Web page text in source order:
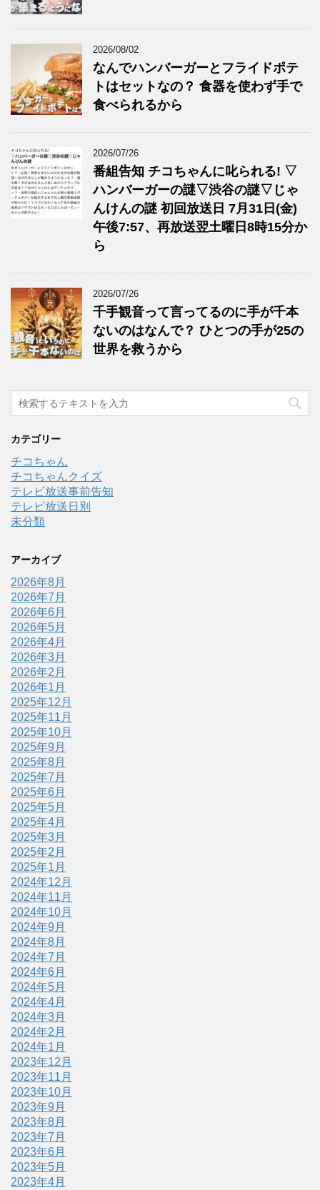
2026/08/02
なんでハンバーガーとフライドポテ
トはセットなの？ 食器を使わず手で
食べられるから
2026/07/26
番組告知 チコちゃんに叱られる! ▽
ハンバーガーの謎▽渋谷の謎▽じゃ
んけんの謎 初回放送日 7月31日(金)
午後7:57、再放送翌土曜日8時15分か
ら
2026/07/26
千手観音って言ってるのに手が千本
ないのはなんで？ ひとつの手が25の
世界を救うから
カテゴリー
チコちゃん
チコちゃんクイズ
テレビ放送事前告知
テレビ放送日別
未分類
アーカイブ
2026年8月
2026年7月
2026年6月
2026年5月
2026年4月
2026年3月
2026年2月
2026年1月
2025年12月
2025年11月
2025年10月
2025年9月
2025年8月
2025年7月
2025年6月
2025年5月
2025年4月
2025年3月
2025年2月
2025年1月
2024年12月
2024年11月
2024年10月
2024年9月
2024年8月
2024年7月
2024年6月
2024年5月
2024年4月
2024年3月
2024年2月
2024年1月
2023年12月
2023年11月
2023年10月
2023年9月
2023年8月
2023年7月
2023年6月
2023年5月
2023年4月